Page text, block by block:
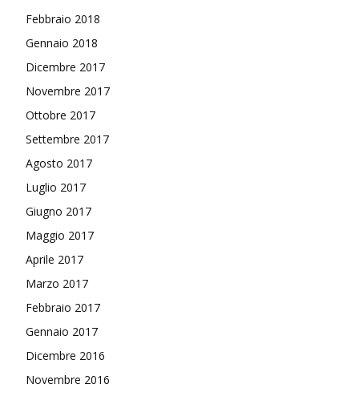
Febbraio 2018
Gennaio 2018
Dicembre 2017
Novembre 2017
Ottobre 2017
Settembre 2017
Agosto 2017
Luglio 2017
Giugno 2017
Maggio 2017
Aprile 2017
Marzo 2017
Febbraio 2017
Gennaio 2017
Dicembre 2016
Novembre 2016